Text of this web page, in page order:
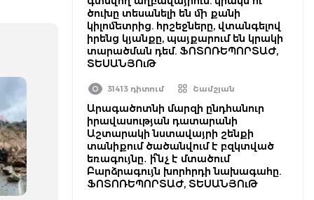
ծուխը տեսանելի են մի քանի
կիլոմետրից. հրշեջները, վտանգելով
իրենց կյանքը, պայքարում են կրակի
տարածման դեմ. ՖՈՏՈՌԵՊՈՐՏԱԺ,
ՏԵՍԱՆՅՈւԹ
31413 դիտում Շամշյան
Արագածոտնի մարզի ընդհանուր
իրավասության դատարանի
Աշտարակի նստավայրի շենքի
տանիքում ծածանվում է բզկտված
եռագույնը․ ի՞նչ է մտածում
Բարձրագույն խորհրդի նախագահը.
ՖՈՏՈՌԵՊՈՐՏԱԺ, ՏԵՍԱՆՅՈւԹ